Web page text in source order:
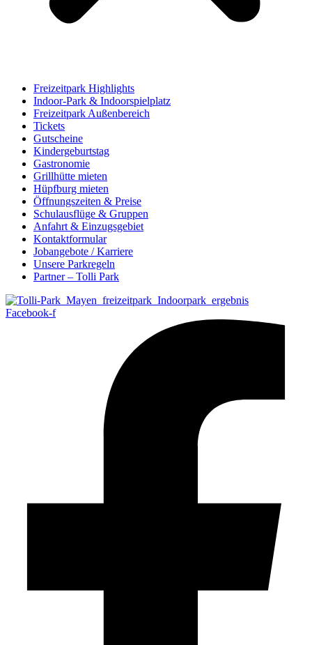
Freizeitpark Highlights
Indoor-Park & Indoorspielplatz
Freizeitpark Außenbereich
Tickets
Gutscheine
Kindergeburtstag
Gastronomie
Grillhütte mieten
Hüpfburg mieten
Öffnungszeiten & Preise
Schulausflüge & Gruppen
Anfahrt & Einzugsgebiet
Kontaktformular
Jobangebote / Karriere
Unsere Parkregeln
Partner – Tolli Park
Facebook-f